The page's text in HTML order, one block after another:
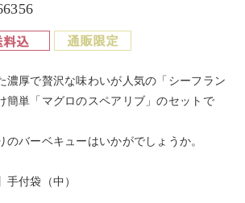
濃厚で贅沢な味わいが人気の「シーフラン
簡単「マグロのスペアリブ」のセットで
のバーベキューはいかがでしょうか。
手付袋（中）